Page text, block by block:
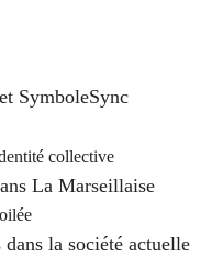
SymboleSync
collective
La Marseillaise
la société actuelle